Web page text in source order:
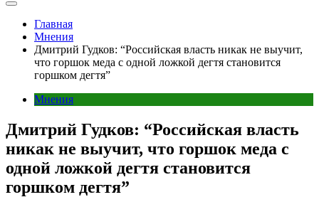
Главная
Мнения
Дмитрий Гудков: “Российская власть никак не выучит,
что горшок меда с одной ложкой дегтя становится
горшком дегтя”
Мнения
Дмитрий Гудков: “Российская власть
никак не выучит, что горшок меда с
одной ложкой дегтя становится
горшком дегтя”